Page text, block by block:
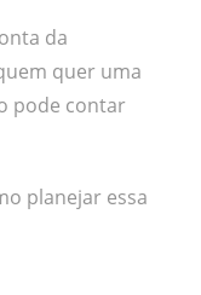
da
quer uma
pode contar
planejar essa